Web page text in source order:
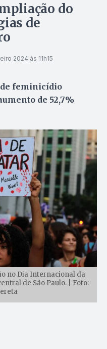
do
de
2024 às 11h15
de feminicídio
de 52,7%
no Dia Internacional da
de São Paulo. | Foto: